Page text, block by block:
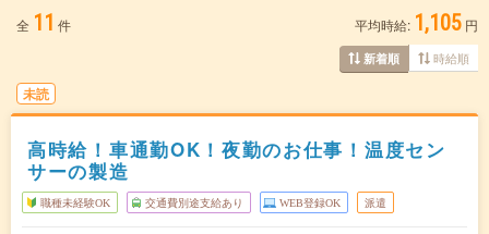
全 11 件 平均時給: 1,105 円
新着順 時給順
未読
高時給！車通勤OK！夜勤のお仕事！温度セン
サーの製造
職種未経験OK 交通費別途支給あり WEB登録OK 派遣